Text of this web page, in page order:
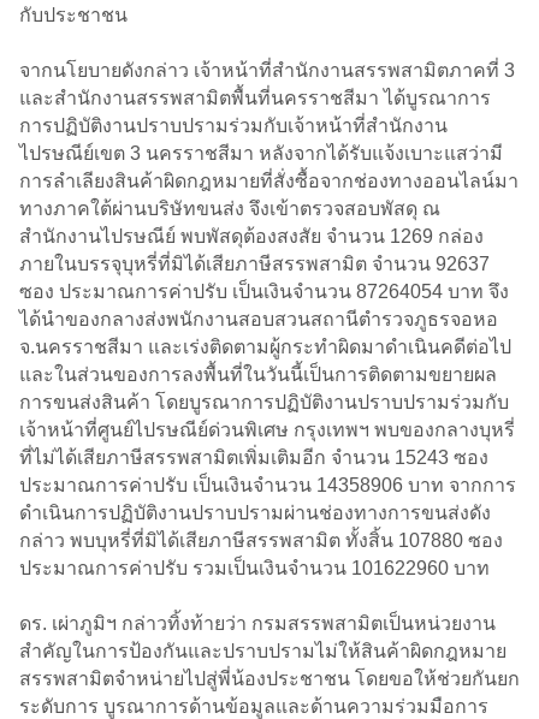
กับประชาชน
จากนโยบายดังกล่าว เจ้าหน้าที่สำนักงานสรรพสามิตภาคที่ 3
และสำนักงานสรรพสามิตพื้นที่นครราชสีมา ได้บูรณาการ
การปฏิบัติงานปราบปรามร่วมกับเจ้าหน้าที่สำนักงาน
ไปรษณีย์เขต 3 นครราชสีมา หลังจากได้รับแจ้งเบาะแสว่ามี
การลำเลียงสินค้าผิดกฎหมายที่สั่งซื้อจากช่องทางออนไลน์มา
ทางภาคใต้ผ่านบริษัทขนส่ง จึงเข้าตรวจสอบพัสดุ ณ
สำนักงานไปรษณีย์ พบพัสดุต้องสงสัย จำนวน 1269 กล่อง
ภายในบรรจุบุหรี่ที่มิได้เสียภาษีสรรพสามิต จำนวน 92637
ซอง ประมาณการค่าปรับ เป็นเงินจำนวน 87264054 บาท จึง
ได้นำของกลางส่งพนักงานสอบสวนสถานีตำรวจภูธรจอหอ
จ.นครราชสีมา และเร่งติดตามผู้กระทำผิดมาดำเนินคดีต่อไป
และในส่วนของการลงพื้นที่ในวันนี้เป็นการติดตามขยายผล
การขนส่งสินค้า โดยบูรณาการปฏิบัติงานปราบปรามร่วมกับ
เจ้าหน้าที่ศูนย์ไปรษณีย์ด่วนพิเศษ กรุงเทพฯ พบของกลางบุหรี่
ที่ไม่ได้เสียภาษีสรรพสามิตเพิ่มเติมอีก จำนวน 15243 ซอง
ประมาณการค่าปรับ เป็นเงินจำนวน 14358906 บาท จากการ
ดำเนินการปฏิบัติงานปราบปรามผ่านช่องทางการขนส่งดัง
กล่าว พบบุหรี่ที่มิได้เสียภาษีสรรพสามิต ทั้งสิ้น 107880 ซอง
ประมาณการค่าปรับ รวมเป็นเงินจำนวน 101622960 บาท
ดร. เผ่าภูมิฯ กล่าวทิ้งท้ายว่า กรมสรรพสามิตเป็นหน่วยงาน
สำคัญในการป้องกันและปราบปรามไม่ให้สินค้าผิดกฎหมาย
สรรพสามิตจำหน่ายไปสู่พี่น้องประชาชน โดยขอให้ช่วยกันยก
ระดับการ บูรณาการด้านข้อมูลและด้านความร่วมมือการ